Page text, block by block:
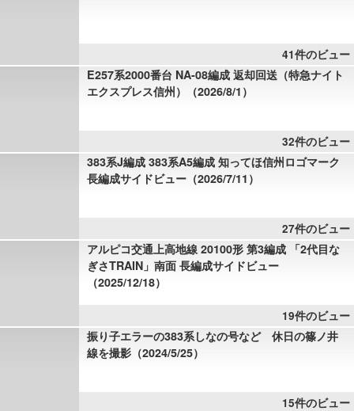
41件のビュー
E257系2000番台 NA-08編成 返却回送（特急ナイト
エクスプレス信州）（2026/8/1）
32件のビュー
383系J編成 383系A5編成 知ってほ信州ロゴマーク
長編成サイドビュー（2026/7/11）
27件のビュー
アルピコ交通上高地線 20100形 第3編成 「2代目な
ぎさTRAIN」南面 長編成サイドビュー
（2025/12/18）
19件のビュー
振り子エラーの383系しなの号など 休日の篠ノ井
線を撮影（2024/5/25）
15件のビュー